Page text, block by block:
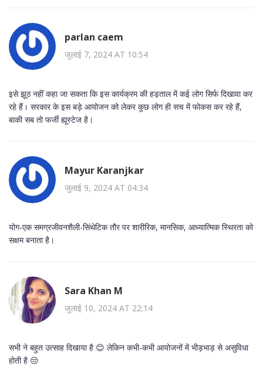
parlan caem
जुलाई 7, 2024 AT 10:54
इसे झूठ नहीं कहा जा सकता कि इस कार्यक्रम की हड़ताल में कई लोग सिर्फ दिखावा कर
रहे हैं। सरकार के इस बड़े आयोजन को लेकर कुछ लोग ही सच में फोकस कर रहे हैं,
बाकी सब तो फर्जी ह्यूस्टेज है।
Mayur Karanjkar
जुलाई 9, 2024 AT 04:34
योग-एक समग्रजीवनशैली-सिंथेटिक तौर पर शारीरिक, मानसिक, आध्यात्मिक स्थिरता को
सक्षम बनाता है।
Sara Khan M
जुलाई 10, 2024 AT 22:14
सभी ने बहुत उत्साह दिखाया है 😊 लेकिन कभी‑कभी आयोजनों में भीड़भाड़ से असुविधा
होती है 😒